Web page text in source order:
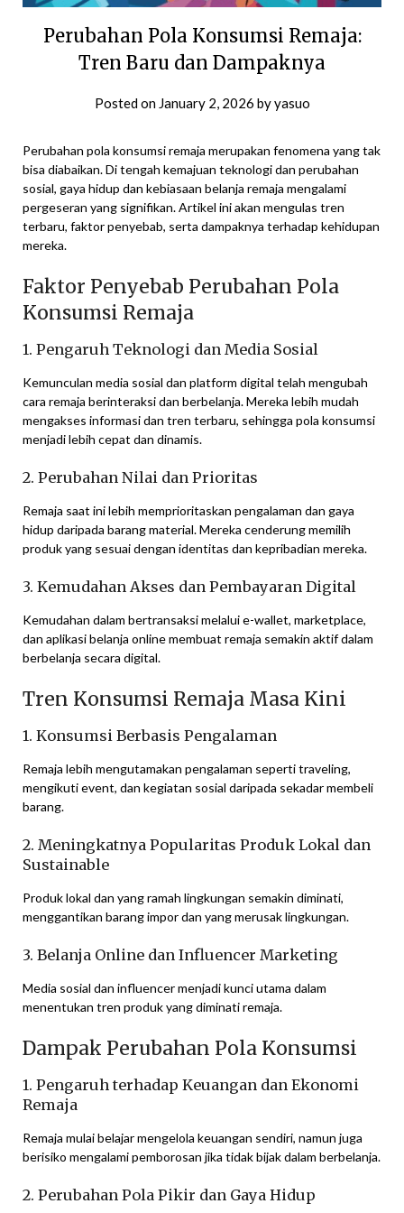
Perubahan Pola Konsumsi Remaja:
Tren Baru dan Dampaknya
Posted on January 2, 2026 byyasuo
Perubahan pola konsumsi remaja merupakan fenomena yang tak
bisa diabaikan. Di tengah kemajuan teknologi dan perubahan
sosial, gaya hidup dan kebiasaan belanja remaja mengalami
pergeseran yang signifikan. Artikel ini akan mengulas tren
terbaru, faktor penyebab, serta dampaknya terhadap kehidupan
mereka.
Faktor Penyebab Perubahan Pola
Konsumsi Remaja
1. Pengaruh Teknologi dan Media Sosial
Kemunculan media sosial dan platform digital telah mengubah
cara remaja berinteraksi dan berbelanja. Mereka lebih mudah
mengakses informasi dan tren terbaru, sehingga pola konsumsi
menjadi lebih cepat dan dinamis.
2. Perubahan Nilai dan Prioritas
Remaja saat ini lebih memprioritaskan pengalaman dan gaya
hidup daripada barang material. Mereka cenderung memilih
produk yang sesuai dengan identitas dan kepribadian mereka.
3. Kemudahan Akses dan Pembayaran Digital
Kemudahan dalam bertransaksi melalui e-wallet, marketplace,
dan aplikasi belanja online membuat remaja semakin aktif dalam
berbelanja secara digital.
Tren Konsumsi Remaja Masa Kini
1. Konsumsi Berbasis Pengalaman
Remaja lebih mengutamakan pengalaman seperti traveling,
mengikuti event, dan kegiatan sosial daripada sekadar membeli
barang.
2. Meningkatnya Popularitas Produk Lokal dan
Sustainable
Produk lokal dan yang ramah lingkungan semakin diminati,
menggantikan barang impor dan yang merusak lingkungan.
3. Belanja Online dan Influencer Marketing
Media sosial dan influencer menjadi kunci utama dalam
menentukan tren produk yang diminati remaja.
Dampak Perubahan Pola Konsumsi
1. Pengaruh terhadap Keuangan dan Ekonomi
Remaja
Remaja mulai belajar mengelola keuangan sendiri, namun juga
berisiko mengalami pemborosan jika tidak bijak dalam berbelanja.
2. Perubahan Pola Pikir dan Gaya Hidup